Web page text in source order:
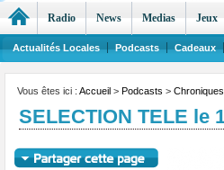
Vous êtes ici : Accueil > Podcasts >
SELECTION TELE le
Radio News Medias Jeux
Actualités Locales Podcasts Cadeaux